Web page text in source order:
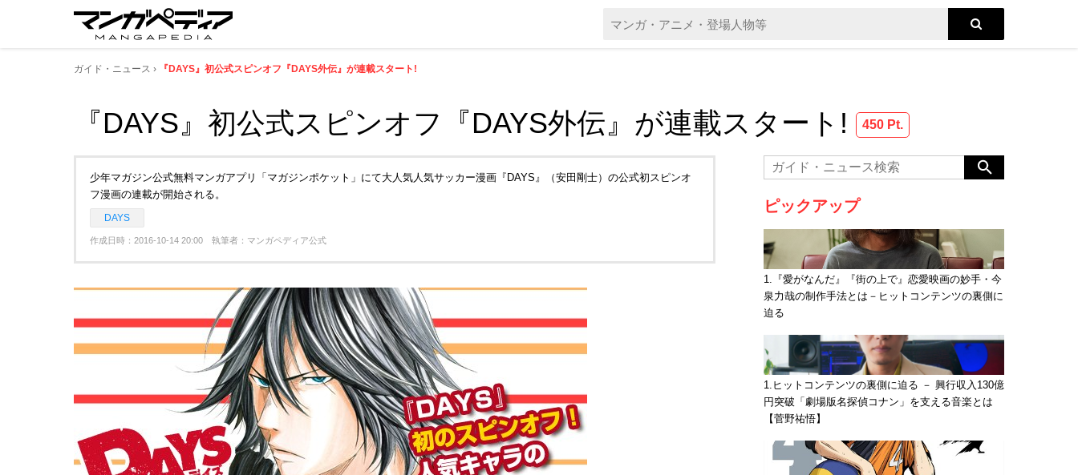
ガイド・ニュース 『DAYS』初公式スピンオフ『DAYS外伝』が連載スタート!
『DAYS』初公式スピンオフ『DAYS外伝』が連載スタート! 450 Pt.
少年マガジン公式無料マンガアプリ「マガジンポケット」にて大人気人気サッカー漫画『DAYS』（安田剛士）の公式初スピンオ
フ漫画の連載が開始される。
DAYS
作成日時：2016-10-14 20:00 執筆者：マンガペディア公式
ピックアップ
1.『愛がなんだ』『街の上で』恋愛映画の妙手・今
泉力哉の制作手法とは－ヒットコンテンツの裏側に
迫る
1.ヒットコンテンツの裏側に迫る － 興行収入130億
円突破「劇場版名探偵コナン」を支える音楽とは
【菅野祐悟】